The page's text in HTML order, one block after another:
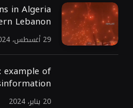
in Algeria
Lebanon
29 أغسطس، 2024
example of
20 يناير، 2024